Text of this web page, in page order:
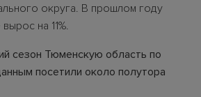
округа. В прошлом году
на 11%.
сезон Тюменскую область по
посетили около полутора